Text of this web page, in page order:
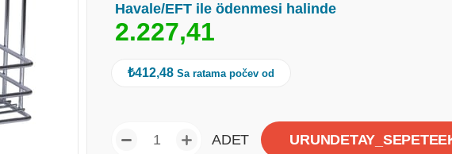
Havale/EFT ile ödenmesi halinde
2.227,41
₺412,48 Sa ratama počev od
ADET